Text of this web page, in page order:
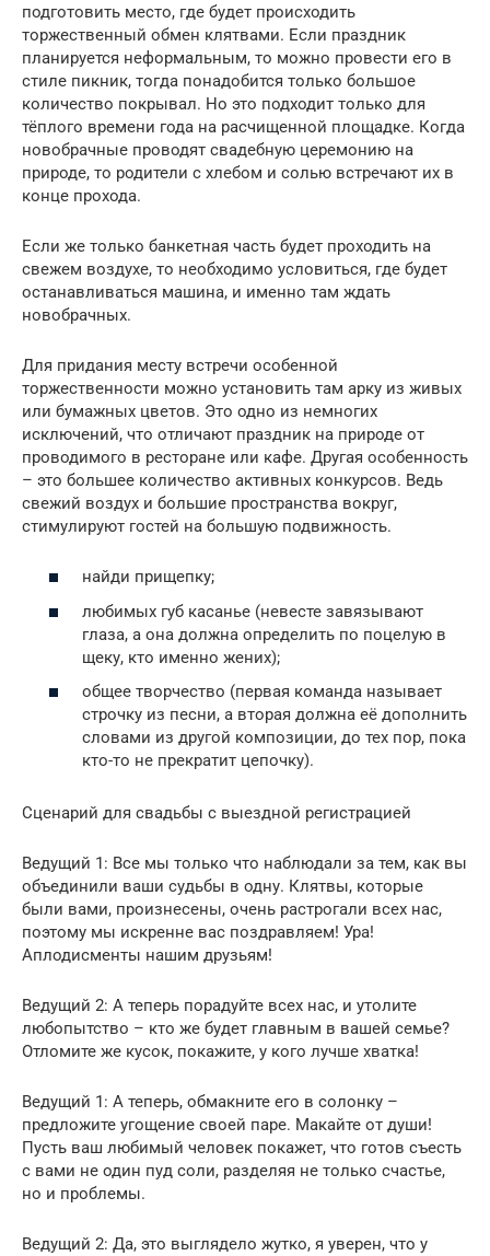
подготовить место, где будет происходить
торжественный обмен клятвами. Если праздник
планируется неформальным, то можно провести его в
стиле пикник, тогда понадобится только большое
количество покрывал. Но это подходит только для
тёплого времени года на расчищенной площадке. Когда
новобрачные проводят свадебную церемонию на
природе, то родители с хлебом и солью встречают их в
конце прохода.
Если же только банкетная часть будет проходить на
свежем воздухе, то необходимо условиться, где будет
останавливаться машина, и именно там ждать
новобрачных.
Для придания месту встречи особенной
торжественности можно установить там арку из живых
или бумажных цветов. Это одно из немногих
исключений, что отличают праздник на природе от
проводимого в ресторане или кафе. Другая особенность
– это большее количество активных конкурсов. Ведь
свежий воздух и большие пространства вокруг,
стимулируют гостей на большую подвижность.
найди прищепку;
любимых губ касанье (невесте завязывают
глаза, а она должна определить по поцелую в
щеку, кто именно жених);
общее творчество (первая команда называет
строчку из песни, а вторая должна её дополнить
словами из другой композиции, до тех пор, пока
кто-то не прекратит цепочку).
Сценарий для свадьбы с выездной регистрацией
Ведущий 1: Все мы только что наблюдали за тем, как вы
объединили ваши судьбы в одну. Клятвы, которые
были вами, произнесены, очень растрогали всех нас,
поэтому мы искренне вас поздравляем! Ура!
Аплодисменты нашим друзьям!
Ведущий 2: А теперь порадуйте всех нас, и утолите
любопытство – кто же будет главным в вашей семье?
Отломите же кусок, покажите, у кого лучше хватка!
Ведущий 1: А теперь, обмакните его в солонку –
предложите угощение своей паре. Макайте от души!
Пусть ваш любимый человек покажет, что готов съесть
с вами не один пуд соли, разделяя не только счастье,
но и проблемы.
Ведущий 2: Да, это выглядело жутко, я уверен, что у